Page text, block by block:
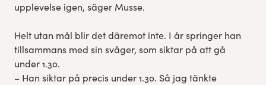
upplevelse igen, säger Musse.
Helt utan mål blir det däremot inte. I år springer han
tillsammans med sin svåger, som siktar på att gå
under 1.30.
– Han siktar på precis under 1.30. Så jag tänkte